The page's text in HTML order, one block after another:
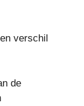
verschil
de